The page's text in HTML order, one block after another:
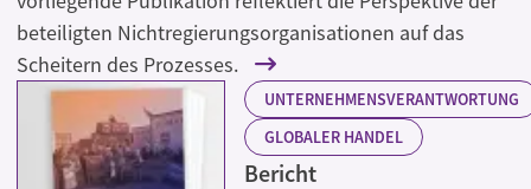
beteiligten Nichtregierungsorganisationen auf das
Scheitern des Prozesses.
UNTERNEHMENSVERANTWORTUNG
GLOBALER HANDEL
Bericht